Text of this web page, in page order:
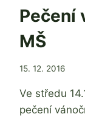
Pečení
MŠ
Od
15. 12. 2016
Ve středu
pečení